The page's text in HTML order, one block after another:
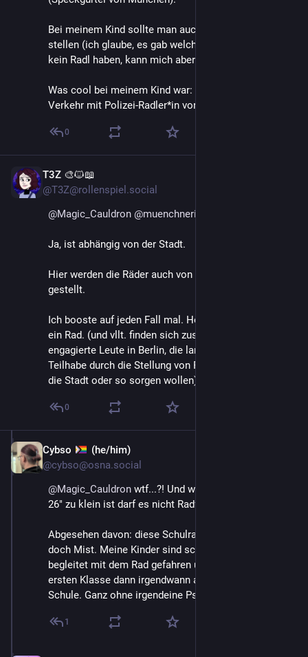
Bei meinem Kind sollte man auch ein eigenes Fahrrad
stellen (ich glaube, es gab welche für Kinder die noch
kein Radl haben, kann mich aber auch irren).
Was cool bei meinem Kind war: Fahren in echten
Verkehr mit Polizei-Radler*in vorne (und hinten?)
0
T3Z 🎨🐱📖
@T3Z@rollenspiel.social
@Magic_Cauldron @muenchnerin
Ja, ist abhängig von der Stadt.
Hier werden die Räder auch von der Verkehrswacht
gestellt.
Ich booste auf jeden Fall mal. Hoffe, ihr findet noch
ein Rad. (und vllt. finden sich zusätzlich noch politisch
engagierte Leute in Berlin, die langfristig für mehr
Teilhabe durch die Stellung von Prüfungsrädern durch
die Stadt oder so sorgen wollen) 🙂
0
Cybso
(he/him)
@cybso@osna.social
@Magic_Cauldron wtf...?! Und wenn das Kind für ein
26" zu klein ist darf es nicht Radfahren oder was?
Abgesehen davon: diese Schulradfahr-"Prüfungen" sind
doch Mist. Meine Kinder sind schon zum Kindergarten
begleitet mit dem Rad gefahren und im Laufe der
ersten Klasse dann irgendwann auch alleine zur
Schule. Ganz ohne irgendeine Pseudo-Prüfung.
1